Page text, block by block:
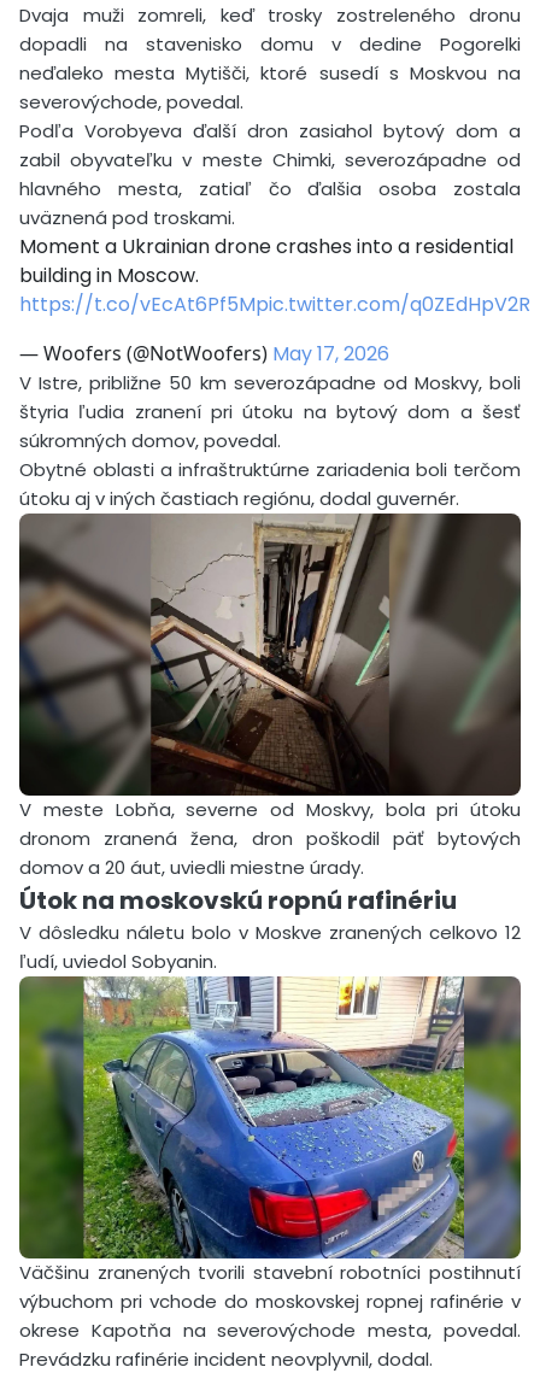
Dvaja muži zomreli, keď trosky zostreleného dronu
dopadli na stavenisko domu v dedine Pogorelki
neďaleko mesta Mytišči, ktoré susedí s Moskvou na
severovýchode, povedal.
Podľa Vorobyeva ďalší dron zasiahol bytový dom a
zabil obyvateľku v meste Chimki, severozápadne od
hlavného mesta, zatiaľ čo ďalšia osoba zostala
uväznená pod troskami.
Moment a Ukrainian drone crashes into a residential
building in Moscow.
https://t.co/vEcAt6Pf5Mpic.twitter.com/q0ZEdHpV2R
— Woofers (@NotWoofers) May 17, 2026
V Istre, približne 50 km severozápadne od Moskvy, boli
štyria ľudia zranení pri útoku na bytový dom a šesť
súkromných domov, povedal.
Obytné oblasti a infraštruktúrne zariadenia boli terčom
útoku aj v iných častiach regiónu, dodal guvernér.
V meste Lobňa, severne od Moskvy, bola pri útoku
dronom zranená žena, dron poškodil päť bytových
domov a 20 áut, uviedli miestne úrady.
Útok na moskovskú ropnú rafinériu
V dôsledku náletu bolo v Moskve zranených celkovo 12
ľudí, uviedol Sobyanin.
Väčšinu zranených tvorili stavební robotníci postihnutí
výbuchom pri vchode do moskovskej ropnej rafinérie v
okrese Kapotňa na severovýchode mesta, povedal.
Prevádzku rafinérie incident neovplyvnil, dodal.